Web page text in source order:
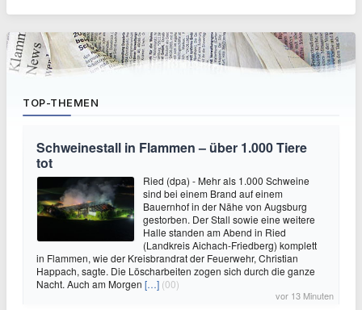
TOP-THEMEN
Schweinestall in Flammen – über 1.000 Tiere
tot
Ried (dpa) - Mehr als 1.000 Schweine
sind bei einem Brand auf einem
Bauernhof in der Nähe von Augsburg
gestorben. Der Stall sowie eine weitere
Halle standen am Abend in Ried
(Landkreis Aichach-Friedberg) komplett
in Flammen, wie der Kreisbrandrat der Feuerwehr, Christian
Happach, sagte. Die Löscharbeiten zogen sich durch die ganze
Nacht. Auch am Morgen […] (00)
vor 13 Minuten